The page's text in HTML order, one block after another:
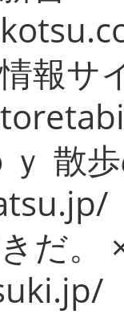
報サ
散
だ。